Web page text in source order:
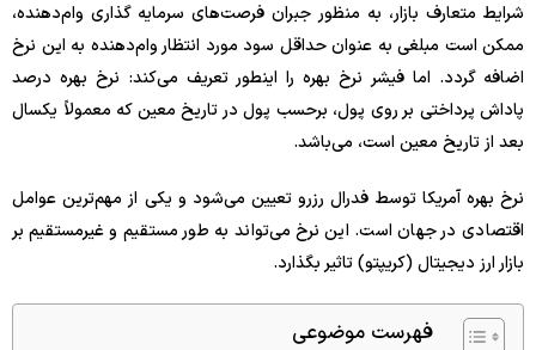
شرایط متعارف بازار، به منظور جبران فرصت‌های سرمایه گذاری وام‌دهنده،
ممکن است مبلغی به عنوان حداقل سود مورد انتظار وام‌دهنده به این نرخ
اضافه گردد. اما فیشر نرخ بهره را اینطور تعریف می‌کند: نرخ بهره درصد
پاداش پرداختی بر روی پول، برحسب پول در تاریخ معین که معمولاً یکسال
بعد از تاریخ معین است، می‌باشد.
نرخ بهره آمریکا توسط فدرال رزرو تعیین می‌شود و یکی از مهم‌ترین عوامل
اقتصادی در جهان است. این نرخ می‌تواند به طور مستقیم و غیرمستقیم بر
بازار ارز دیجیتال (کریپتو) تاثیر بگذارد.
فهرست موضوعی